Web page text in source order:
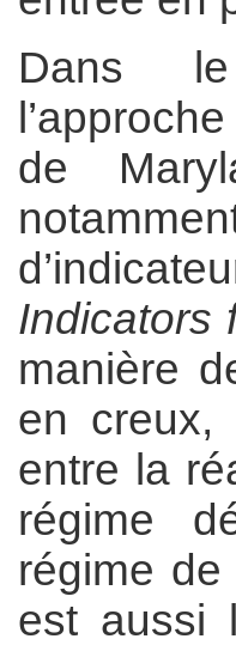
Dans le
de
Indicators
manière
en creux,
entre la
régime
régime
est aussi